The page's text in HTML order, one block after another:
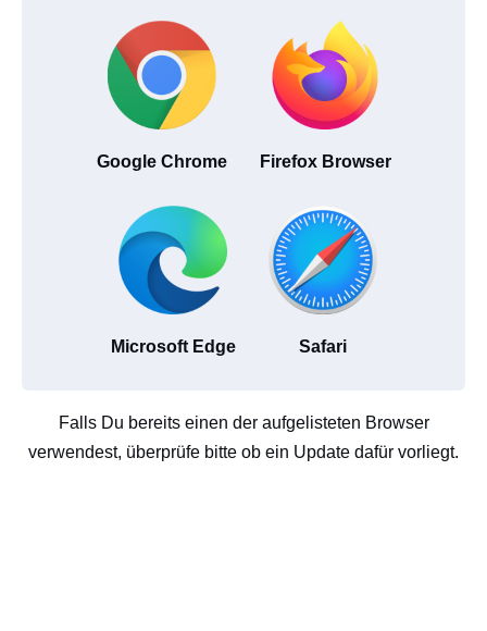
Google Chrome Firefox Browser
Microsoft Edge Safari
Falls Du bereits einen der aufgelisteten Browser
verwendest, überprüfe bitte ob ein Update dafür vorliegt.